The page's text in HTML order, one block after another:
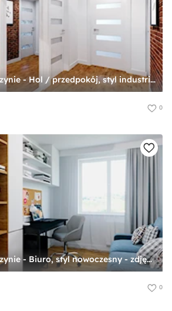
Mieszkanie w Pszczynie - Hol / przedpokój, styl industrialny - zdjęcie od Karolina Żaczek
0
Mieszkanie w Pszczynie - Biuro, styl nowoczesny - zdjęcie od Karolina Żaczek
0